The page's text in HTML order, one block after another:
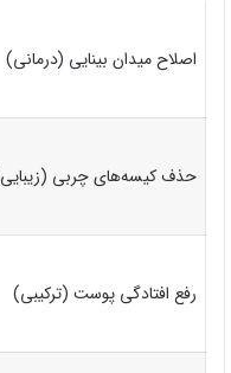
اصلاح میدان بینایی (درمانی)
حذف کیسه‌های چربی
رفع افتادگی پوست (ترکیبی)